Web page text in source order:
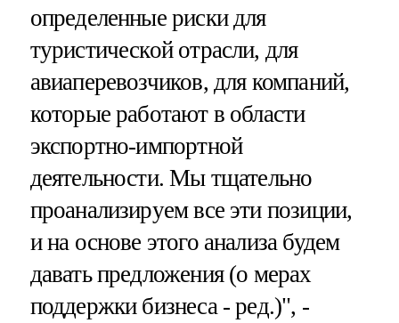
определенные риски для
туристической отрасли, для
авиаперевозчиков, для компаний,
которые работают в области
экспортно-импортной
деятельности. Мы тщательно
проанализируем все эти позиции,
и на основе этого анализа будем
давать предложения (о мерах
поддержки бизнеса - ред.)", -